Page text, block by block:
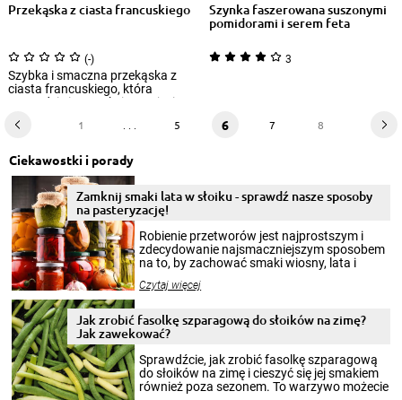
Przekąska z ciasta francuskiego
(-)
Szybka i smaczna przekąska z
ciasta francuskiego, która
sprawdzi się w trakcie przyjęcia,
Szynka faszerowana suszonymi
pomidorami i serem feta
3
1 5 6 7 8
Ciekawostki i porady
Zamknij smaki lata w słoiku - sprawdź nasze sposoby
na pasteryzację!
Robienie przetworów jest najprostszym i
zdecydowanie najsmaczniejszym sposobem
na to, by zachować smaki wiosny, lata i
krajobrazów, by cieszyć nimi oko w sezonie
pełni poczuć atmosferę cieplejszych
miesięcy. Przygotowanie słoików ze
patenty, które pozwolą zachować świeżość
przetworów.
Czytaj więcej
Jak zrobić fasolkę szparagową do słoików na zimę?
Jak zawekować?
Sprawdźcie, jak zrobić fasolkę szparagową
do słoików na zimę i cieszyć się jej smakiem
również poza sezonem. To warzywo możecie